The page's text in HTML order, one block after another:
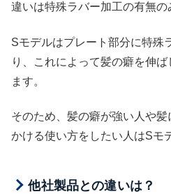
違いは特殊ラバー加工の有無の
Sモデルはプレート部分に特殊
り、これによって髪の癖を伸
ます。
そのため、髪の癖が強い人や
かける使い方をしたい人はSモ
他社製品との違いは？